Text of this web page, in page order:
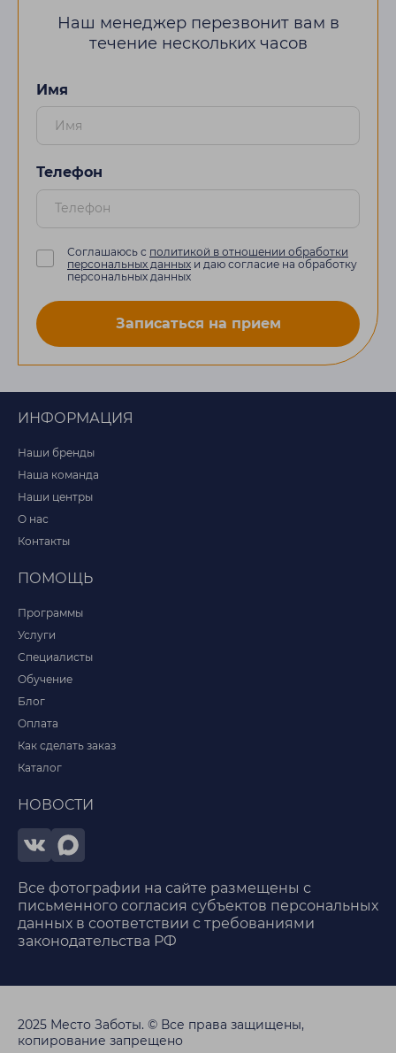
Наш менеджер перезвонит вам в
течение нескольких часов
Имя
Телефон
Соглашаюсь с политикой в отношении обработки
персональных данных и даю согласие на обработку
персональных данных
Записаться на прием
ИНФОРМАЦИЯ
Наши бренды
Наша команда
Наши центры
О нас
Контакты
ПОМОЩЬ
Программы
Услуги
Специалисты
Обучение
Блог
Оплата
Как сделать заказ
Каталог
НОВОСТИ
Все фотографии на сайте размещены с
письменного согласия субъектов персональных
данных в соответствии с требованиями
законодательства РФ
2025 Место Заботы. © Все права защищены,
копирование запрещено